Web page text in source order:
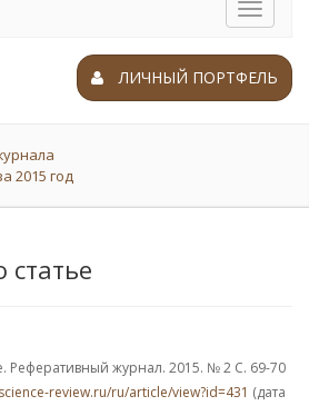
Toggle
ЛИЧНЫЙ ПОРТФЕЛЬ
2015 год
Реферативный журнал. 2015. № 2 С. 69-70
review.ru/ru/article/view?id=431 (дата